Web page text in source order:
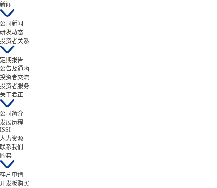
新闻
公司新闻
研发动态
投资者关系
定期报告
公告及通函
投资者交流
投资者服务
关于君正
公司简介
发展历程
ISSI
人力资源
联系我们
购买
样片申请
开发板购买